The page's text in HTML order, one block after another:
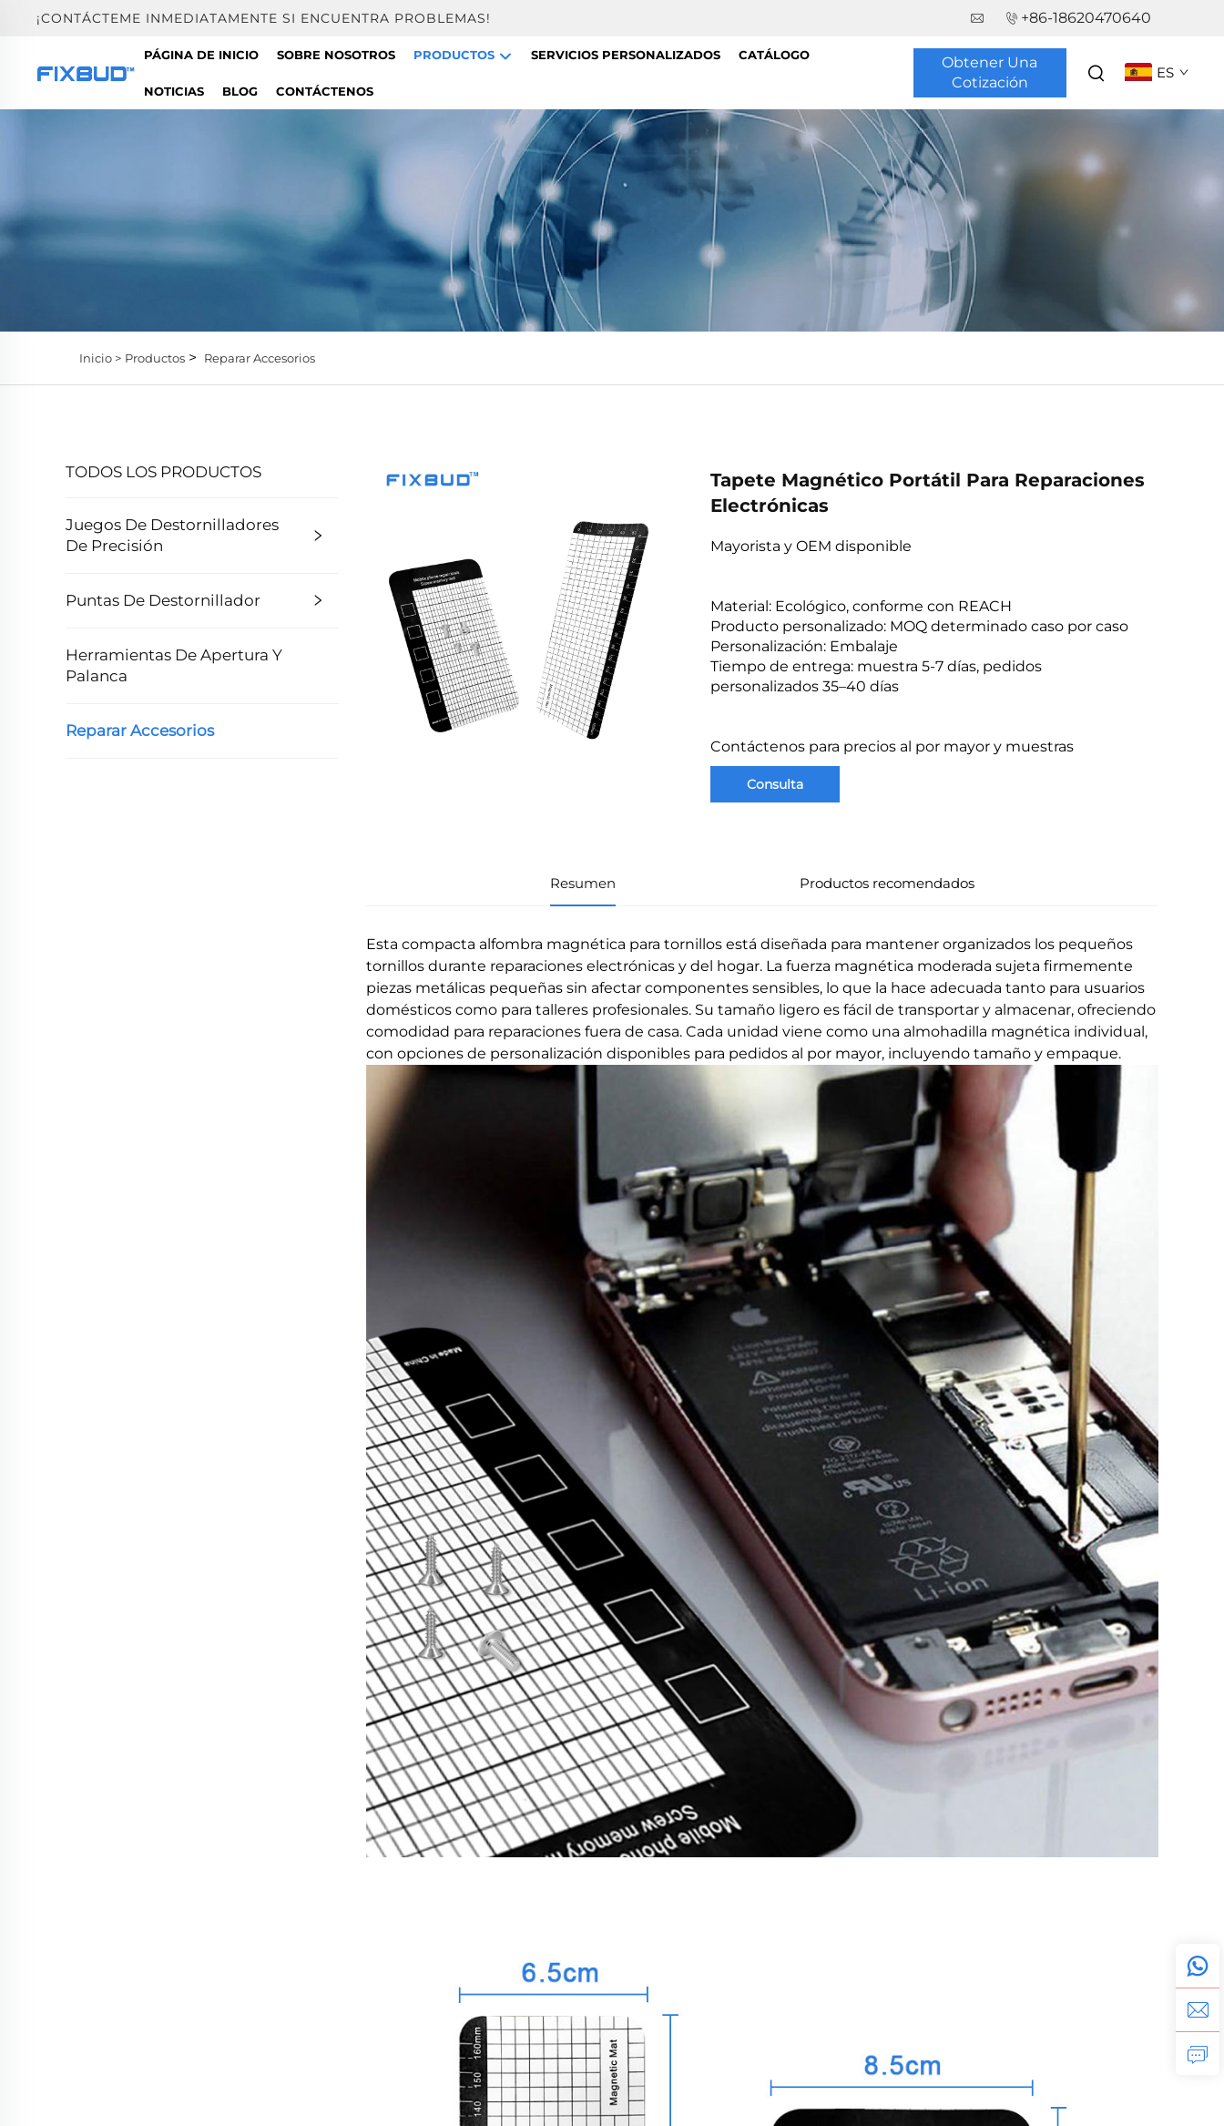
¡CONTÁCTEME INMEDIATAMENTE SI ENCUENTRA PROBLEMAS! +86-18620470640
PÁGINA DE INICIO SOBRE NOSOTROS PRODUCTOS SERVICIOS PERSONALIZADOS CATÁLOGO
NOTICIAS BLOG CONTÁCTENOS
Obtener Una
Cotización
ES
Inicio > Productos > Reparar Accesorios
TODOS LOS PRODUCTOS
Juegos De Destornilladores
De Precisión
Puntas De Destornillador
Herramientas De Apertura Y
Palanca
Reparar Accesorios
Tapete Magnético Portátil Para Reparaciones
Electrónicas
Mayorista y OEM disponible
Material: Ecológico, conforme con REACH
Producto personalizado: MOQ determinado caso por caso
Personalización: Embalaje
Tiempo de entrega: muestra 5-7 días, pedidos
personalizados 35–40 días
Contáctenos para precios al por mayor y muestras
Consulta
Resumen Productos recomendados
Esta compacta alfombra magnética para tornillos está diseñada para mantener organizados los pequeños
tornillos durante reparaciones electrónicas y del hogar. La fuerza magnética moderada sujeta firmemente
piezas metálicas pequeñas sin afectar componentes sensibles, lo que la hace adecuada tanto para usuarios
domésticos como para talleres profesionales. Su tamaño ligero es fácil de transportar y almacenar, ofreciendo
comodidad para reparaciones fuera de casa. Cada unidad viene como una almohadilla magnética individual,
con opciones de personalización disponibles para pedidos al por mayor, incluyendo tamaño y empaque.